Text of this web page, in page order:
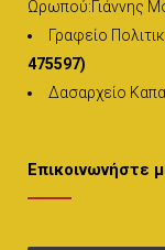
Ωρωπού:Γιάννης
Γραφείο
475597)
Δασαρχείο
Επικοινωνήστε